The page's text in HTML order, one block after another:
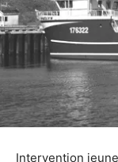
Intervention